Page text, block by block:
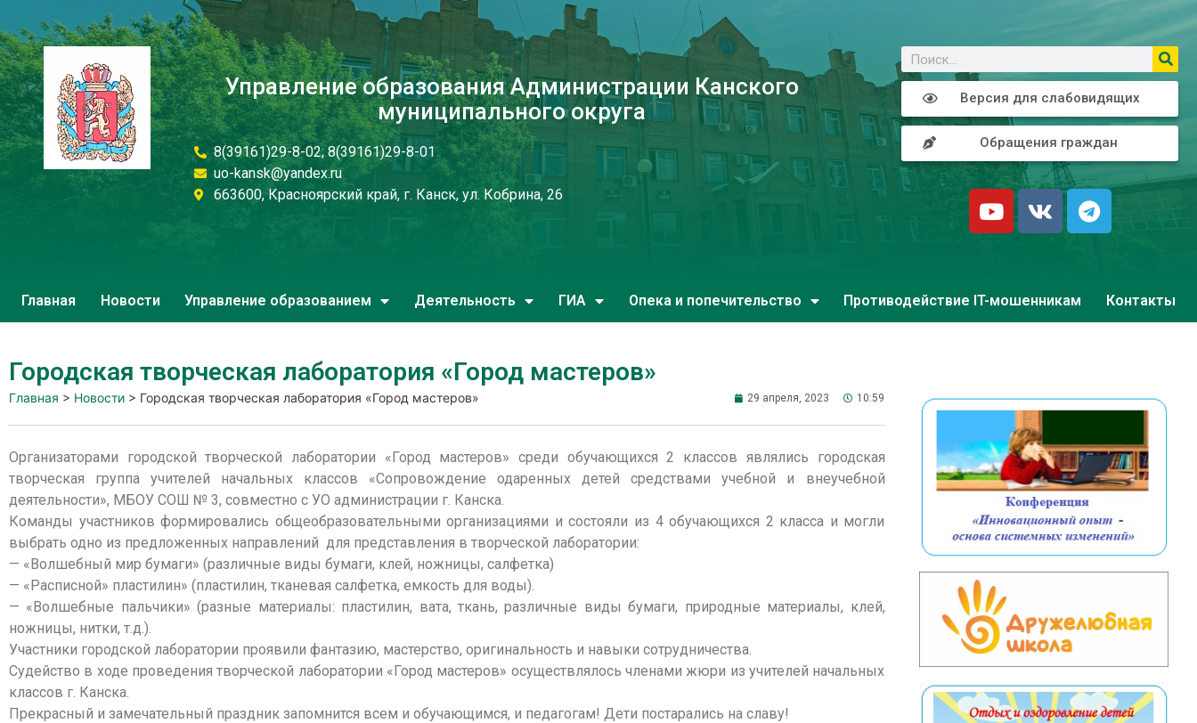
Управление образования Администрации Канского
муниципального округа
8(39161)29-8-02; 8(39161)29-8-01
uo-kansk@yandex.ru
663600, Красноярский край, г. Канск, ул. Кобрина, 26
Версия для слабовидящих
Обращения граждан
Главная Новости Управление образованием Деятельность ГИА Опека и попечительство Противодействие IT-мошенникам Контакты
Городская творческая лаборатория «Город мастеров»
Главная > Новости > Городская творческая лаборатория «Город мастеров» 29 апреля, 2023 10:59
Организаторами городской творческой лаборатории «Город мастеров» среди обучающихся 2 классов являлись городская
творческая группа учителей начальных классов «Сопровождение одаренных детей средствами учебной и внеучебной
деятельности», МБОУ СОШ № 3, совместно с УО администрации г. Канска.
Команды участников формировались общеобразовательными организациями и состояли из 4 обучающихся 2 класса и могли
выбрать одно из предложенных направлений для представления в творческой лаборатории:
— «Волшебный мир бумаги» (различные виды бумаги, клей, ножницы, салфетка)
— «Расписной» пластилин» (пластилин, тканевая салфетка, емкость для воды).
— «Волшебные пальчики» (разные материалы: пластилин, вата, ткань, различные виды бумаги, природные материалы, клей,
ножницы, нитки, т.д.).
Участники городской лаборатории проявили фантазию, мастерство, оригинальность и навыки сотрудничества.
Судейство в ходе проведения творческой лаборатории «Город мастеров» осуществлялось членами жюри из учителей начальных
классов г. Канска.
Прекрасный и замечательный праздник запомнится всем и обучающимся, и педагогам! Дети постарались на славу!